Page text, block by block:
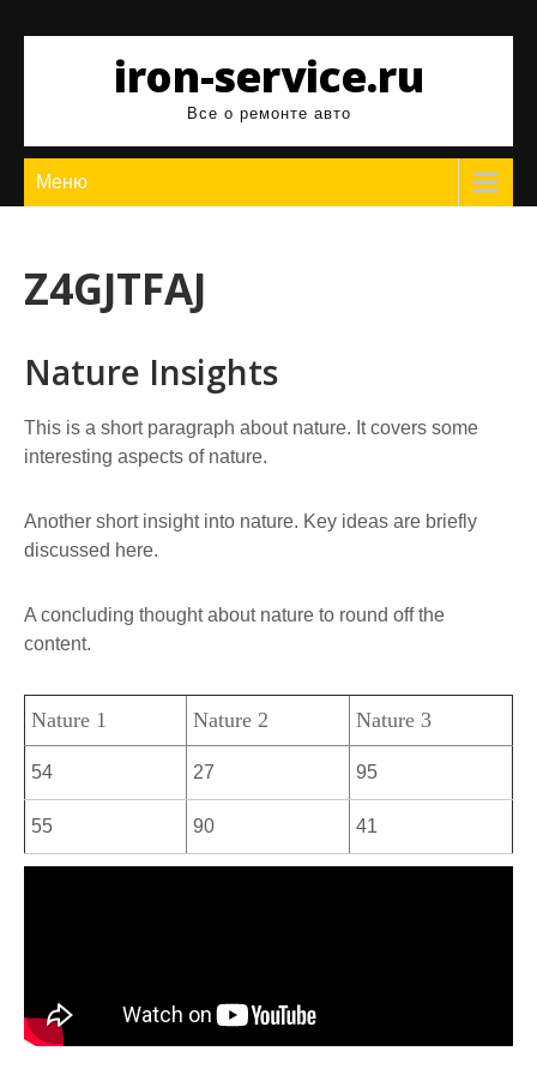
содержимомуiron-service.ru
Все о ремонте авто
Меню
Z4GJTFAJ
Nature Insights
This is a short paragraph about nature. It covers some
interesting aspects of nature.
Another short insight into nature. Key ideas are briefly
discussed here.
A concluding thought about nature to round off the
content.
Nature 1 Nature 2 Nature 3
54 27 95
55 90 41